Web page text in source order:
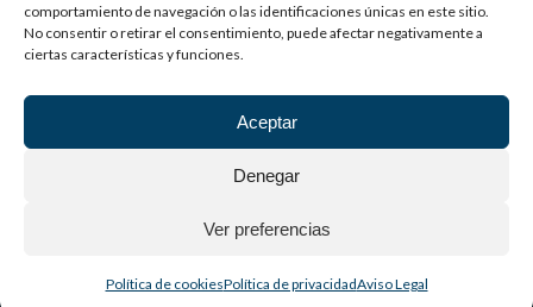
comportamiento de navegación o las identificaciones únicas en este sitio.
No consentir o retirar el consentimiento, puede afectar negativamente a
ciertas características y funciones.
Aceptar
Denegar
Ver preferencias
Política de cookiesPolítica de privacidadAviso Legal
Paisaje Cultural
de Aranjuez
Mundial